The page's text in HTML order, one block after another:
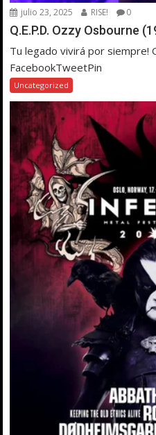
julio 23, 2025 RISE! 0
Q.E.P.D. Ozzy Osbourne
Tu legado vivirá por siempre!
FacebookTweetPin
Uncategorized